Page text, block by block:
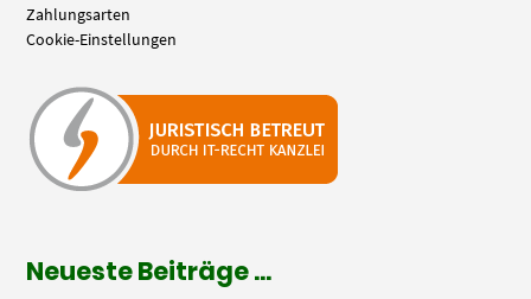
Zahlungsarten
Cookie-Einstellungen
Neueste Beiträge …